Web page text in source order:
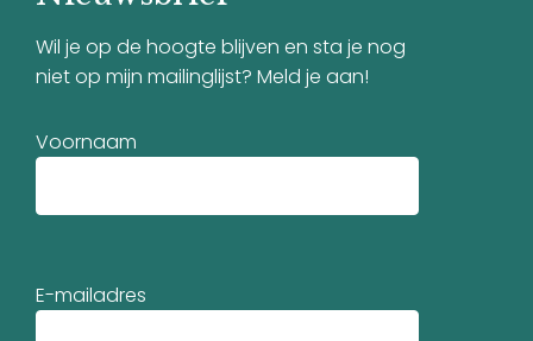
Wil je op de hoogte blijven en sta je nog
niet op mijn mailinglijst? Meld je aan!
Voornaam
E-mailadres